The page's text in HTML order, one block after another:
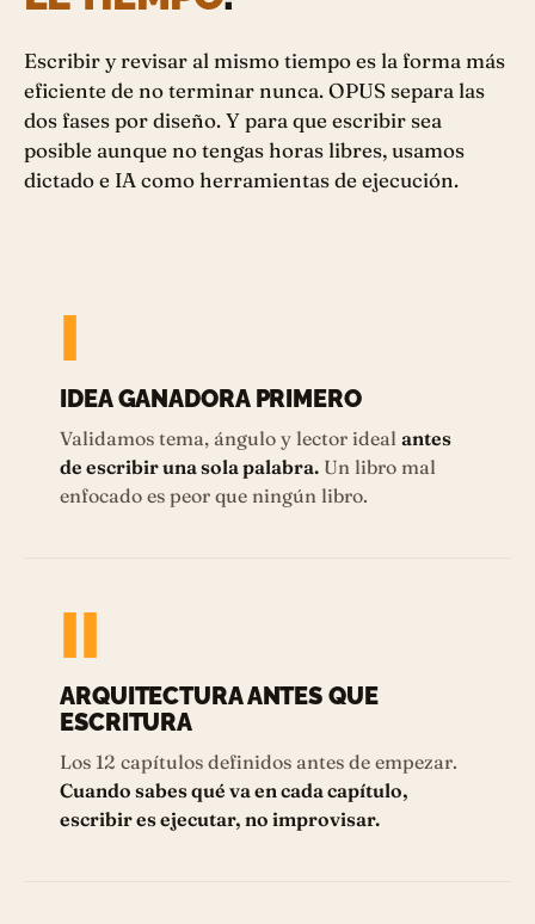
Escribir y revisar al mismo tiempo es la forma más
eficiente de no terminar nunca. OPUS separa las
dos fases por diseño. Y para que escribir sea
posible aunque no tengas horas libres, usamos
dictado e IA como herramientas de ejecución.
I
IDEA GANADORA PRIMERO
Validamos tema, ángulo y lector ideal antes
de escribir una sola palabra. Un libro mal
enfocado es peor que ningún libro.
II
ARQUITECTURA ANTES QUE
ESCRITURA
Los 12 capítulos definidos antes de empezar.
Cuando sabes qué va en cada capítulo,
escribir es ejecutar, no improvisar.